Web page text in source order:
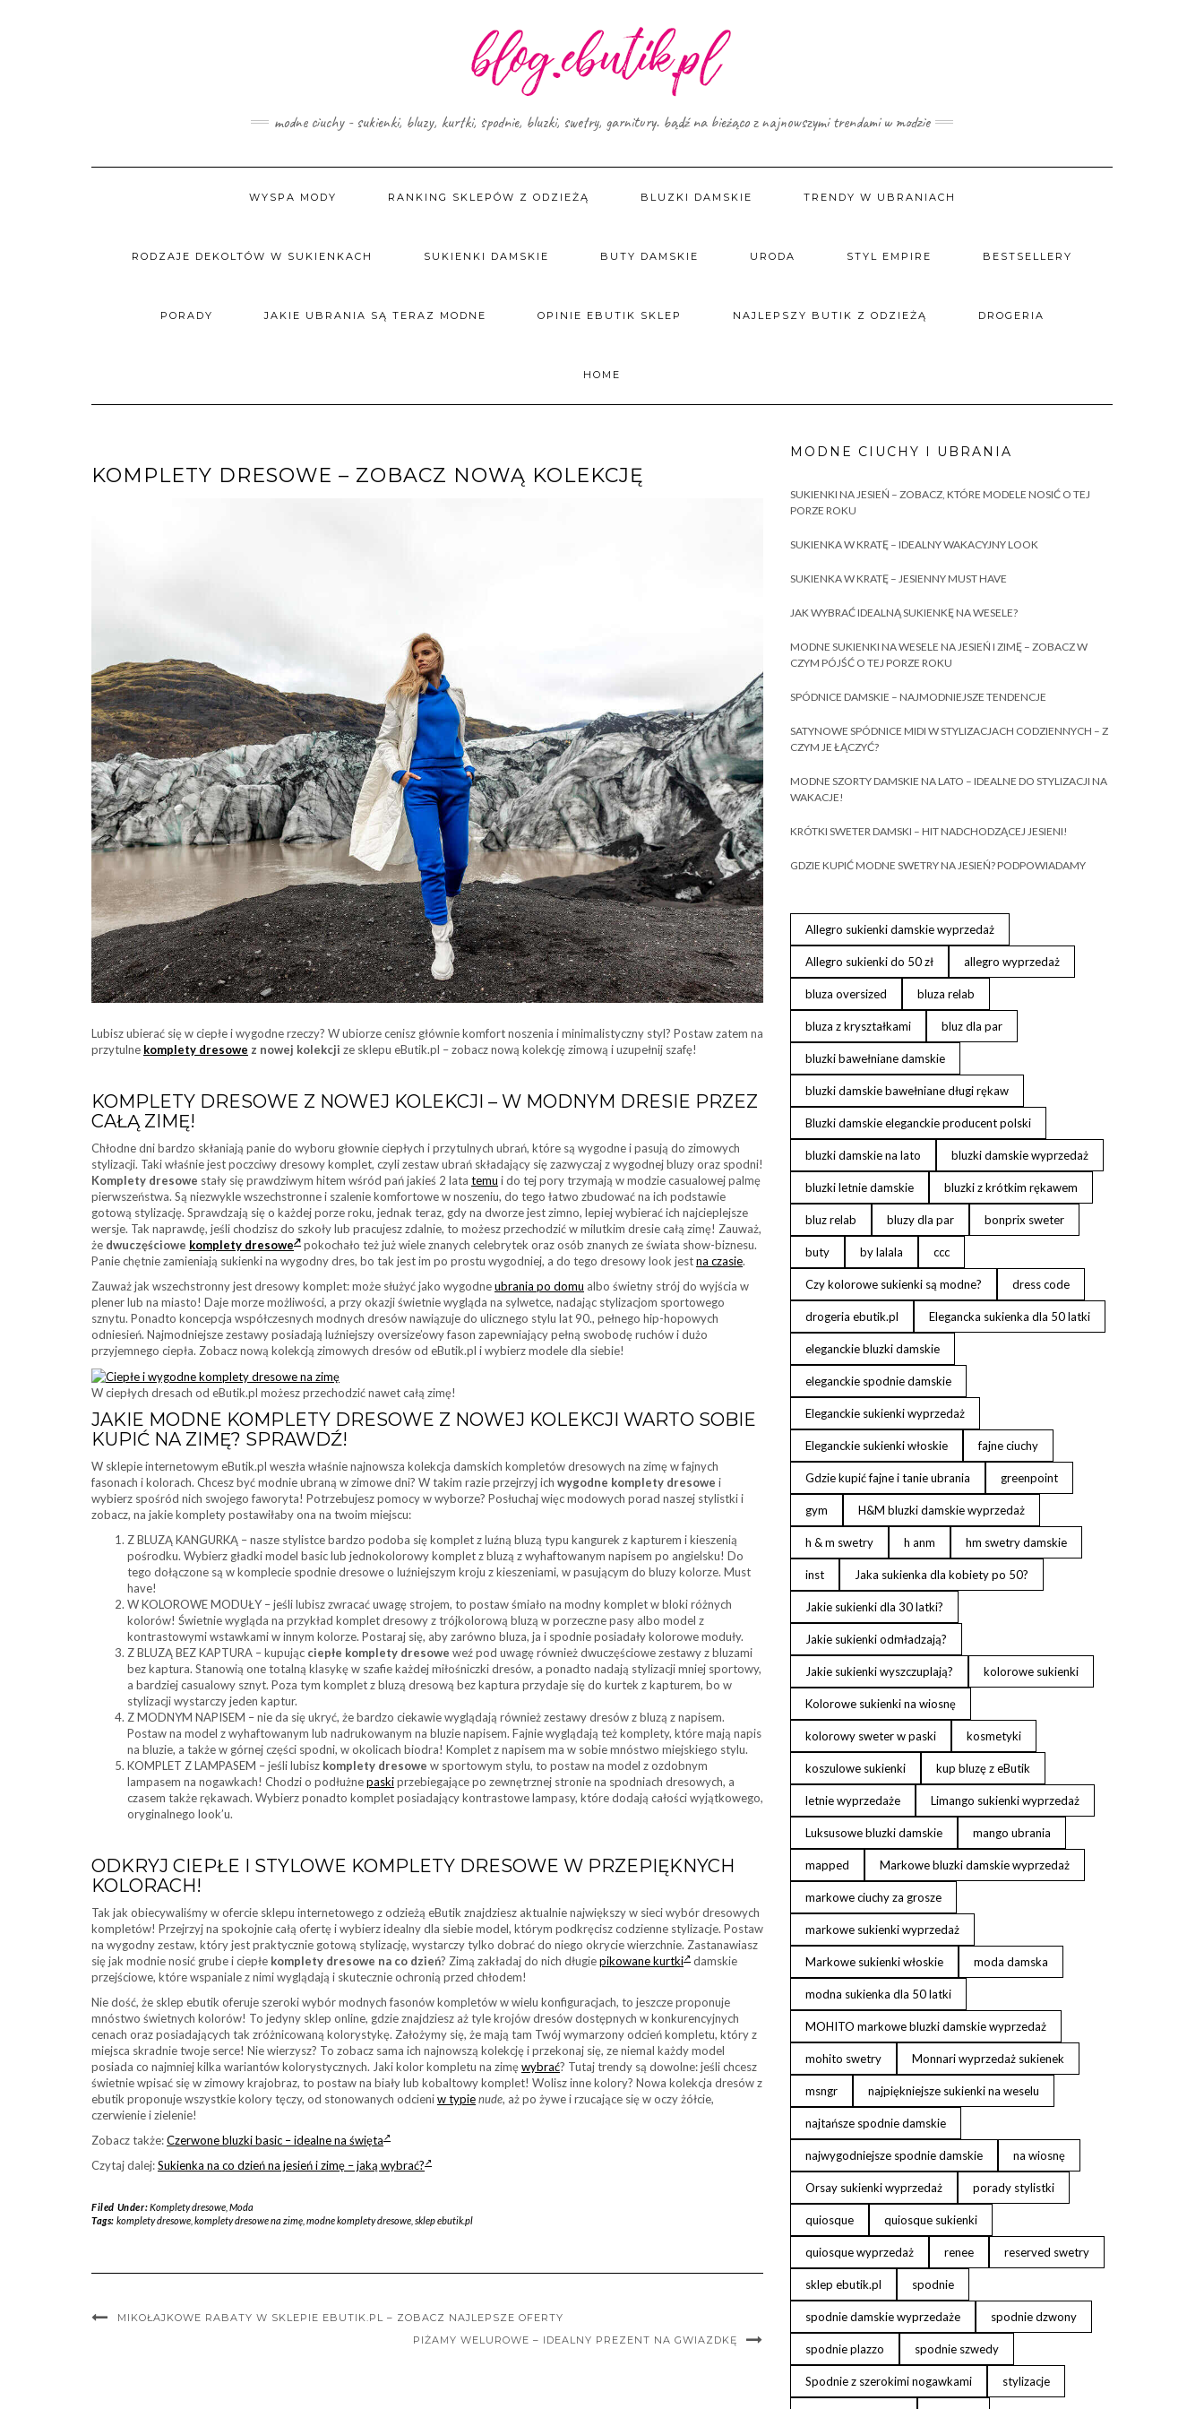
modne ciuchy - sukienki, bluzy, kurtki, spodnie, bluzki, swetry, garnitury. bądź na bieżąco z najnowszymi trendami w modzie
WYSPA MODY RANKING SKLEPÓW Z ODZIEŻĄ BLUZKI DAMSKIE TRENDY W UBRANIACH
RODZAJE DEKOLTÓW W SUKIENKACH SUKIENKI DAMSKIE BUTY DAMSKIE URODA STYL EMPIRE BESTSELLERY
PORADY JAKIE UBRANIA SĄ TERAZ MODNE OPINIE EBUTIK SKLEP NAJLEPSZY BUTIK Z ODZIEŻĄ DROGERIA
HOME
KOMPLETY DRESOWE – ZOBACZ NOWĄ KOLEKCJĘ
Lubisz ubierać się w ciepłe i wygodne rzeczy? W ubiorze cenisz głównie komfort noszenia i minimalistyczny styl? Postaw zatem na
przytulne komplety dresowe z nowej kolekcji ze sklepu eButik.pl – zobacz nową kolekcję zimową i uzupełnij szafę!
KOMPLETY DRESOWE Z NOWEJ KOLEKCJI – W MODNYM DRESIE PRZEZ
CAŁĄ ZIMĘ!
Chłodne dni bardzo skłaniają panie do wyboru głownie ciepłych i przytulnych ubrań, które są wygodne i pasują do zimowych
stylizacji. Taki właśnie jest poczciwy dresowy komplet, czyli zestaw ubrań składający się zazwyczaj z wygodnej bluzy oraz spodni!
Komplety dresowe stały się prawdziwym hitem wśród pań jakieś 2 lata temu i do tej pory trzymają w modzie casualowej palmę
pierwszeństwa. Są niezwykle wszechstronne i szalenie komfortowe w noszeniu, do tego łatwo zbudować na ich podstawie
gotową stylizację. Sprawdzają się o każdej porze roku, jednak teraz, gdy na dworze jest zimno, lepiej wybierać ich najcieplejsze
wersje. Tak naprawdę, jeśli chodzisz do szkoły lub pracujesz zdalnie, to możesz przechodzić w milutkim dresie całą zimę! Zauważ,
że dwuczęściowe komplety dresowe
pokochało też już wiele znanych celebrytek oraz osób znanych ze świata show-biznesu.
Panie chętnie zamieniają sukienki na wygodny dres, bo tak jest im po prostu wygodniej, a do tego dresowy look jestna czasie.
Zauważ jak wszechstronny jest dresowy komplet: może służyć jako wygodneubrania po domu albo świetny strój do wyjścia w
plener lub na miasto! Daje morze możliwości, a przy okazji świetnie wygląda na sylwetce, nadając stylizacjom sportowego
sznytu. Ponadto koncepcja współczesnych modnych dresów nawiązuje do ulicznego stylu lat 90., pełnego hip-hopowych
odniesień. Najmodniejsze zestawy posiadają luźniejszy oversize’owy fason zapewniający pełną swobodę ruchów i dużo
przyjemnego ciepła. Zobacz nową kolekcją zimowych dresów od eButik.pl i wybierz modele dla siebie!
W ciepłych dresach od eButik.pl możesz przechodzić nawet całą zimę!
JAKIE MODNE KOMPLETY DRESOWE Z NOWEJ KOLEKCJI WARTO SOBIE
KUPIĆ NA ZIMĘ? SPRAWDŹ!
W sklepie internetowym eButik.pl weszła właśnie najnowsza kolekcja damskich kompletów dresowych na zimę w fajnych
fasonach i kolorach. Chcesz być modnie ubraną w zimowe dni? W takim razie przejrzyj ich wygodne komplety dresowe i
wybierz spośród nich swojego faworyta! Potrzebujesz pomocy w wyborze? Posłuchaj więc modowych porad naszej stylistki i
zobacz, na jakie komplety postawiłaby ona na twoim miejscu:
Z BLUZĄ KANGURKĄ – nasze stylistce bardzo podoba się komplet z luźną bluzą typu kangurek z kapturem i kieszenią
pośrodku. Wybierz gładki model basic lub jednokolorowy komplet z bluzą z wyhaftowanym napisem po angielsku! Do
tego dołączone są w komplecie spodnie dresowe o luźniejszym kroju z kieszeniami, w pasującym do bluzy kolorze. Must
have!
W KOLOROWE MODUŁY – jeśli lubisz zwracać uwagę strojem, to postaw śmiało na modny komplet w bloki różnych
kolorów! Świetnie wygląda na przykład komplet dresowy z trójkolorową bluzą w porzeczne pasy albo model z
kontrastowymi wstawkami w innym kolorze. Postaraj się, aby zarówno bluza, ja i spodnie posiadały kolorowe moduły.
Z BLUZĄ BEZ KAPTURA – kupując ciepłe komplety dresowe weź pod uwagę również dwuczęściowe zestawy z bluzami
bez kaptura. Stanowią one totalną klasykę w szafie każdej miłośniczki dresów, a ponadto nadają stylizacji mniej sportowy,
a bardziej casualowy sznyt. Poza tym komplet z bluzą dresową bez kaptura przydaje się do kurtek z kapturem, bo w
stylizacji wystarczy jeden kaptur.
Z MODNYM NAPISEM – nie da się ukryć, że bardzo ciekawie wyglądają również zestawy dresów z bluzą z napisem.
Postaw na model z wyhaftowanym lub nadrukowanym na bluzie napisem. Fajnie wyglądają też komplety, które mają napis
na bluzie, a także w górnej części spodni, w okolicach biodra! Komplet z napisem ma w sobie mnóstwo miejskiego stylu.
KOMPLET Z LAMPASEM – jeśli lubisz komplety dresowe w sportowym stylu, to postaw na model z ozdobnym
lampasem na nogawkach! Chodzi o podłużnepaskiprzebiegające po zewnętrznej stronie na spodniach dresowych, a
czasem także rękawach. Wybierz ponadto komplet posiadający kontrastowe lampasy, które dodają całości wyjątkowego,
oryginalnego look’u.
ODKRYJ CIEPŁE I STYLOWE KOMPLETY DRESOWE W PRZEPIĘKNYCH
KOLORACH!
Tak jak obiecywaliśmy w ofercie sklepu internetowego z odzieżą eButik znajdziesz aktualnie największy w sieci wybór dresowych
kompletów! Przejrzyj na spokojnie całą ofertę i wybierz idealny dla siebie model, którym podkręcisz codzienne stylizacje. Postaw
na wygodny zestaw, który jest praktycznie gotową stylizację, wystarczy tylko dobrać do niego okrycie wierzchnie. Zastanawiasz
się jak modnie nosić grube i ciepłe komplety dresowe na co dzień? Zimą zakładaj do nich długiepikowane kurtki
damskie
przejściowe, które wspaniale z nimi wyglądają i skutecznie ochronią przed chłodem!
Nie dość, że sklep ebutik oferuje szeroki wybór modnych fasonów kompletów w wielu konfiguracjach, to jeszcze proponuje
mnóstwo świetnych kolorów! To jedyny sklep online, gdzie znajdziesz aż tyle krojów dresów dostępnych w konkurencyjnych
cenach oraz posiadających tak zróżnicowaną kolorystykę. Założymy się, że mają tam Twój wymarzony odcień kompletu, który z
miejsca skradnie twoje serce! Nie wierzysz? To zobacz sama ich najnowszą kolekcję i przekonaj się, ze niemal każdy model
posiada co najmniej kilka wariantów kolorystycznych. Jaki kolor kompletu na zimęwybrać? Tutaj trendy są dowolne: jeśli chcesz
świetnie wpisać się w zimowy krajobraz, to postaw na biały lub kobaltowy komplet! Wolisz inne kolory? Nowa kolekcja dresów z
ebutik proponuje wszystkie kolory tęczy, od stonowanych odcieniw typienude, aż po żywe i rzucające się w oczy żółcie,
czerwienie i zielenie!
Zobacz także:Czerwone bluzki basic – idealne na święta
Czytaj dalej:Sukienka na co dzień na jesień i zimę – jaką wybrać?
Filed Under:Komplety dresowe, Moda
Tags: komplety dresowe, komplety dresowe na zimę, modne komplety dresowe, sklep ebutik.pl
MIKOŁAJKOWE RABATY W SKLEPIE EBUTIK.PL – ZOBACZ NAJLEPSZE OFERTY
PIŻAMY WELUROWE – IDEALNY PREZENT NA GWIAZDKĘ
MODNE CIUCHY I UBRANIA
SUKIENKI NA JESIEŃ – ZOBACZ, KTÓRE MODELE NOSIĆ O TEJ
PORZE ROKU
SUKIENKA W KRATĘ – IDEALNY WAKACYJNY LOOK
SUKIENKA W KRATĘ – JESIENNY MUST HAVE
JAK WYBRAĆ IDEALNĄ SUKIENKĘ NA WESELE?
MODNE SUKIENKI NA WESELE NA JESIEŃ I ZIMĘ – ZOBACZ W
CZYM PÓJŚĆ O TEJ PORZE ROKU
SPÓDNICE DAMSKIE – NAJMODNIEJSZE TENDENCJE
SATYNOWE SPÓDNICE MIDI W STYLIZACJACH CODZIENNYCH – Z
CZYM JE ŁĄCZYĆ?
MODNE SZORTY DAMSKIE NA LATO – IDEALNE DO STYLIZACJI NA
WAKACJE!
KRÓTKI SWETER DAMSKI – HIT NADCHODZĄCEJ JESIENI!
GDZIE KUPIĆ MODNE SWETRY NA JESIEŃ? PODPOWIADAMY
Allegro sukienki damskie wyprzedaż
Allegro sukienki do 50 zł allegro wyprzedaż
bluza oversized bluza relab
bluza z kryształkami bluz dla par
bluzki bawełniane damskie
bluzki damskie bawełniane długi rękaw
Bluzki damskie eleganckie producent polski
bluzki damskie na lato bluzki damskie wyprzedaż
bluzki letnie damskie bluzki z krótkim rękawem
bluz relab bluzy dla par bonprix sweter
buty by lalala ccc
Czy kolorowe sukienki są modne? dress code
drogeria ebutik.pl Elegancka sukienka dla 50 latki
eleganckie bluzki damskie
eleganckie spodnie damskie
Eleganckie sukienki wyprzedaż
Eleganckie sukienki włoskie fajne ciuchy
Gdzie kupić fajne i tanie ubrania greenpoint
gym H&M bluzki damskie wyprzedaż
h & m swetry h anm hm swetry damskie
inst Jaka sukienka dla kobiety po 50?
Jakie sukienki dla 30 latki?
Jakie sukienki odmładzają?
Jakie sukienki wyszczuplają? kolorowe sukienki
Kolorowe sukienki na wiosnę
kolorowy sweter w paski kosmetyki
koszulowe sukienki kup bluzę z eButik
letnie wyprzedaże Limango sukienki wyprzedaż
Luksusowe bluzki damskie mango ubrania
mapped Markowe bluzki damskie wyprzedaż
markowe ciuchy za grosze
markowe sukienki wyprzedaż
Markowe sukienki włoskie moda damska
modna sukienka dla 50 latki
MOHITO markowe bluzki damskie wyprzedaż
mohito swetry Monnari wyprzedaż sukienek
msngr najpiękniejsze sukienki na weselu
najtańsze spodnie damskie
najwygodniejsze spodnie damskie na wiosnę
Orsay sukienki wyprzedaż porady stylistki
quiosque quiosque sukienki
quiosque wyprzedaż renee reserved swetry
sklep ebutik.pl spodnie
spodnie damskie wyprzedaże spodnie dzwony
spodnie plazzo spodnie szwedy
Spodnie z szerokimi nogawkami stylizacje